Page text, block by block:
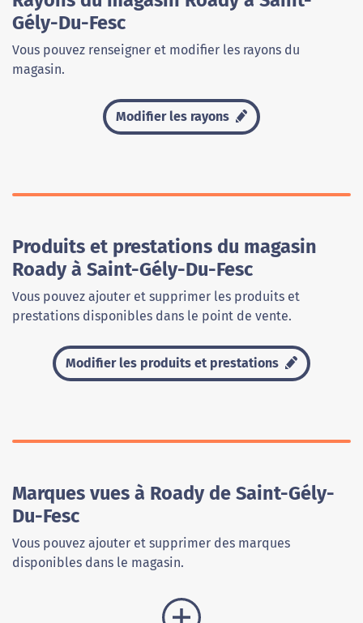
Gély-Du-Fesc
Vous pouvez renseigner et modifier les rayons du
magasin.
Modifier les rayons
Produits et prestations du magasin
Roady à Saint-Gély-Du-Fesc
Vous pouvez ajouter et supprimer les produits et
prestations disponibles dans le point de vente.
Modifier les produits et prestations
Marques vues à Roady de Saint-Gély-
Du-Fesc
Vous pouvez ajouter et supprimer des marques
disponibles dans le magasin.